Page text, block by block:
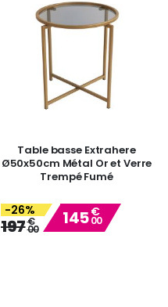
Table basse Extrahere
Ø50x50cm Métal Or et Verre
Trempé Fumé
-26%
197€
00
Special
Price
145€
00